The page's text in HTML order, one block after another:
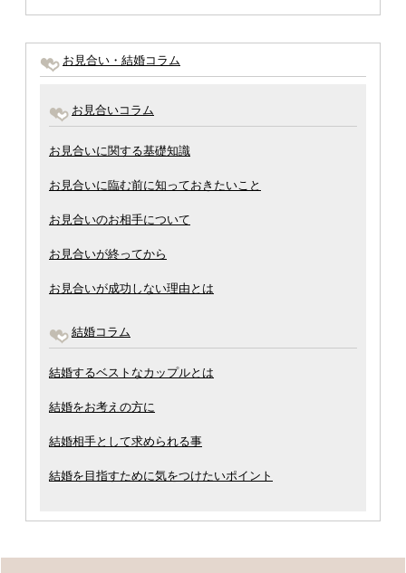
お見合い・結婚コラム
お見合いコラム
お見合いに関する基礎知識
お見合いに臨む前に知っておきたいこと
お見合いのお相手について
お見合いが終ってから
お見合いが成功しない理由とは
結婚コラム
結婚するベストなカップルとは
結婚をお考えの方に
結婚相手として求められる事
結婚を目指すために気をつけたいポイント